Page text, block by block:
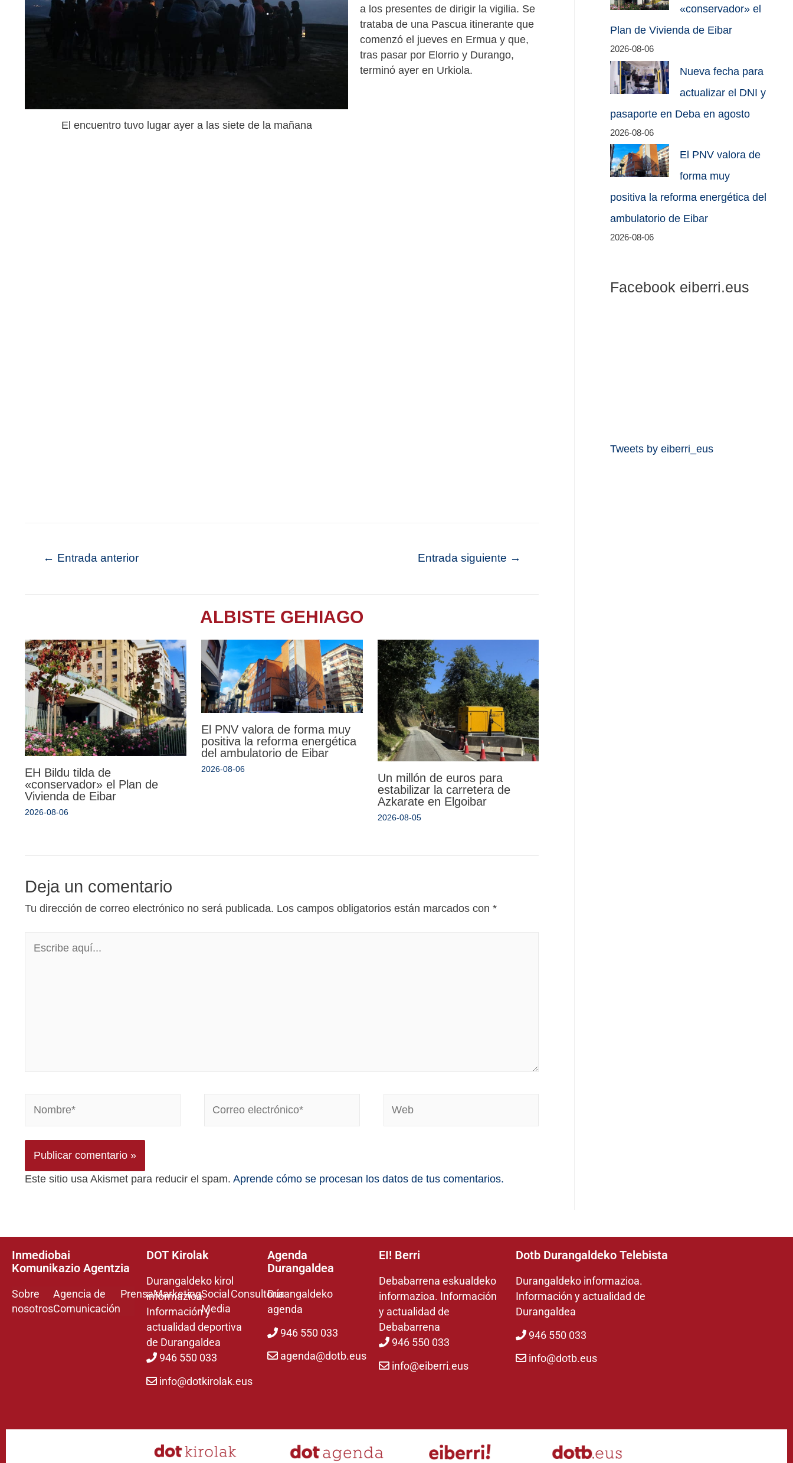
El encuentro tuvo lugar ayer a las siete de la mañana
a los presentes de dirigir la vigilia. Se
trataba de una Pascua itinerante que
comenzó el jueves en Ermua y que,
tras pasar por Elorrio y Durango,
terminó ayer en Urkiola.
← Entrada anterior Entrada siguiente →
ALBISTE GEHIAGO
EH Bildu tilda de
«conservador» el Plan de
Vivienda de Eibar
2026-08-06
El PNV valora de forma muy
positiva la reforma energética
del ambulatorio de Eibar
2026-08-06
Un millón de euros para
estabilizar la carretera de
Azkarate en Elgoibar
2026-08-05
Deja un comentario
Tu dirección de correo electrónico no será publicada. Los campos obligatorios están marcados con *
Este sitio usa Akismet para reducir el spam. Aprende cómo se procesan los datos de tus comentarios.
«conservador» el
Plan de Vivienda de Eibar
2026-08-06
Nueva fecha para
actualizar el DNI y
pasaporte en Deba en agosto
2026-08-06
El PNV valora de
forma muy
positiva la reforma energética del
ambulatorio de Eibar
2026-08-06
Facebook eiberri.eus
Tweets by eiberri_eus
Inmediobai
Komunikazio Agentzia
Sobre
nosotros
Agencia de
Comunicación
PrensaMarketingSocial
Media
Consultoría
DOT Kirolak
Durangaldeko kirol
informazioa.
Información y
actualidad deportiva
de Durangaldea
946 550 033
info@dotkirolak.eus
Agenda
Durangaldea
Durangaldeko
agenda
946 550 033
agenda@dotb.eus
EI! Berri
Debabarrena eskualdeko
informazioa. Información
y actualidad de
Debabarrena
946 550 033
info@eiberri.eus
Dotb Durangaldeko Telebista
Durangaldeko informazioa.
Información y actualidad de
Durangaldea
946 550 033
info@dotb.eus